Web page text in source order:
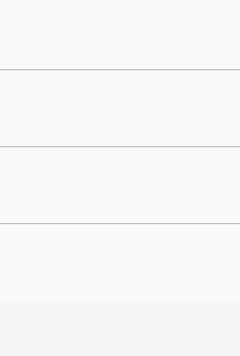
합니다.
이 좋습니다.
사임처리)
자(주주가 아닌 임원) 총 2명이
등기를 신청할 때는 본점 주소를